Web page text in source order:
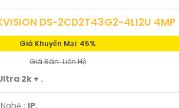
DS-2CD2T43G2-4LI2U 4MP
Giá Khuyến Mại: 45%
Giá Bán: Liên Hệ
2k + .
: IP.